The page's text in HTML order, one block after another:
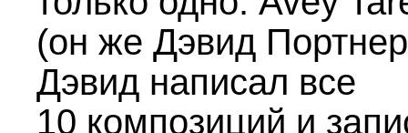
(он же Дэвид
Дэвид написал все
10 композиций и